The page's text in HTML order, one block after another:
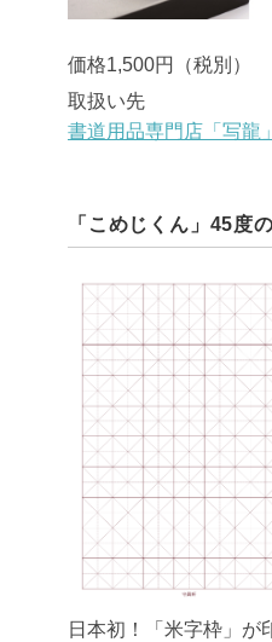
価格1,500円（税別）
取扱い先
書道用品専門店「写龍」
「こめじくん」45度
日本初！「米字枠」が